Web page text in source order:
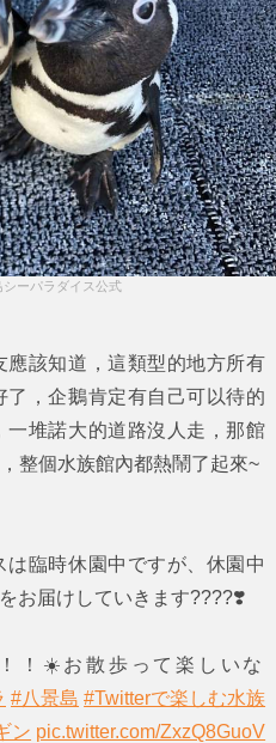
シーパラダイス公式
該知道，這類型的地方所有
，企鵝肯定有自己可以待的
堆諾大的道路沒人走，那館
整個水族館內都熱鬧了起來~
臨時休園中ですが、休園中
お届けしていきます????❣️
！☀️お散歩って楽しいな
#八景島 #Twitterで楽しむ水族
ン pic.twitter.com/ZxzQ8GuoV